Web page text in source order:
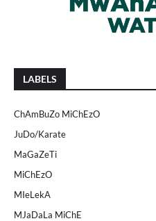
LABELS
ChAmBuZo MiChEzO
JuDo/Karate
MaGaZeTi
MiChEzO
MIeLekA
MJaDaLa MiChE